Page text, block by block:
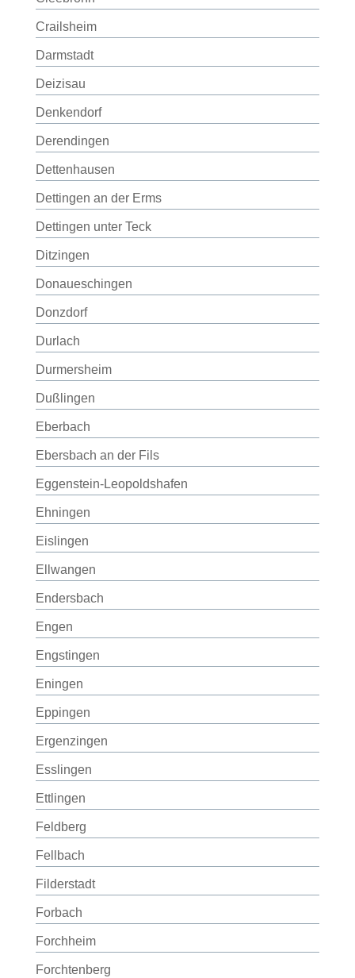
Crailsheim
Darmstadt
Deizisau
Denkendorf
Derendingen
Dettenhausen
Dettingen an der Erms
Dettingen unter Teck
Ditzingen
Donaueschingen
Donzdorf
Durlach
Durmersheim
Dußlingen
Eberbach
Ebersbach an der Fils
Eggenstein-Leopoldshafen
Ehningen
Eislingen
Ellwangen
Endersbach
Engen
Engstingen
Eningen
Eppingen
Ergenzingen
Esslingen
Ettlingen
Feldberg
Fellbach
Filderstadt
Forbach
Forchheim
Forchtenberg